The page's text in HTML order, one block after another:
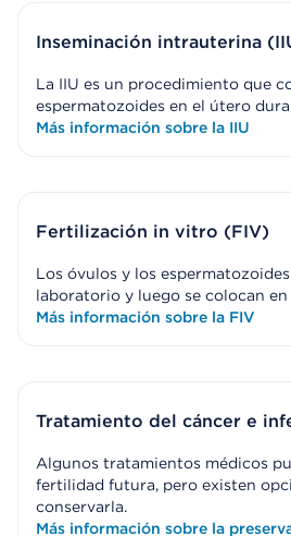
Inseminación intrauterina
La IIU es un procedimiento que
espermatozoides en el útero
Más información sobre la IIU
Fertilización in vitro (FIV)
Los óvulos y los
laboratorio y luego se colocan
Más información sobre la FIV
Tratamiento del cáncer e
Algunos tratamientos médicos
fertilidad futura, pero existen
conservarla.
Más información sobre la